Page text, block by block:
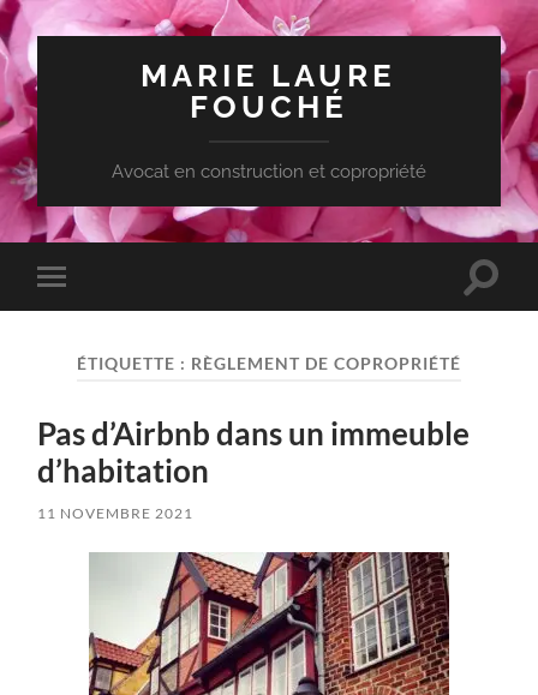
MARIE LAURE
FOUCHÉ
Avocat en construction et copropriété
Toggle
mobile
Toggle
ÉTIQUETTE : RÈGLEMENT DE COPROPRIÉTÉ
Pas d’Airbnb dans un immeuble
d’habitation
11 NOVEMBRE 2021